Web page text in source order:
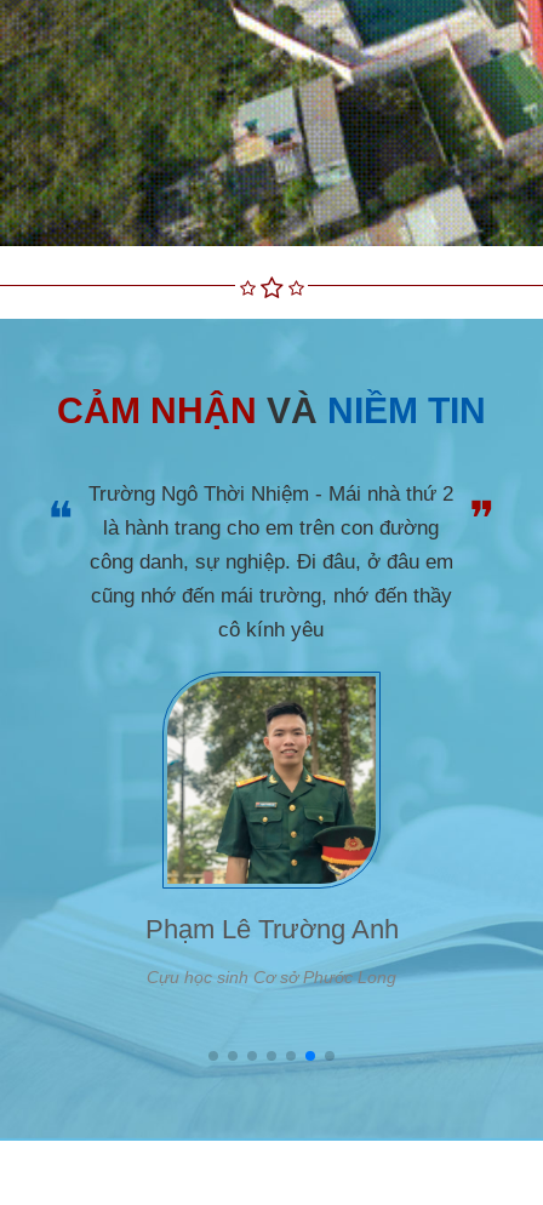
CẢM NHẬN VÀ NIỀM TIN
❝
Trường Ngô Thời Nhiệm không chỉ là
một cái tên mà là nơi cất giữ những năm
tháng tuổi trẻ. Trong suốt những năm học
ấy, sự ân cần dạy dỗ và thương yêu của
thầy cô chính là hành trang và động lực
❞
Phan Lê Tuấn Anh